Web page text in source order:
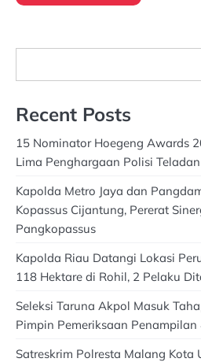
Recent Posts
15 Nominator Hoegeng Awards
Lima Penghargaan Polisi Teladan
Kapolda Metro Jaya dan
Kopassus Cijantung, Pererat
Pangkopassus
Kapolda Riau Datangi Lokasi
118 Hektare di Rohil, 2 Pelaku
Seleksi Taruna Akpol Masuk
Pimpin Pemeriksaan Penampilan
Satreskrim Polresta Malang Kota